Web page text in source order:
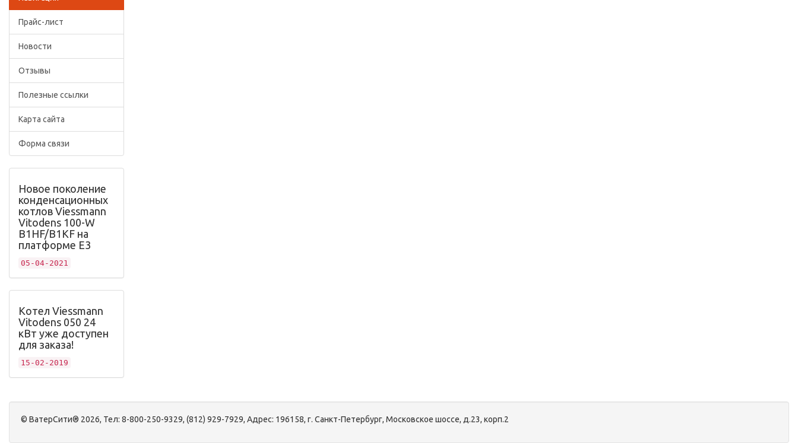
Прайс-лист
Новости
Отзывы
Полезные ссылки
Карта сайта
Форма связи
Новое поколение
конденсационных
котлов Viessmann
Vitodens 100-W
B1HF/B1KF на
платформе Е3
05-04-2021
Котел Viessmann
Vitodens 050 24
кВт уже доступен
для заказа!
15-02-2019
© ВатерСити® 2026, Тел: 8-800-250-9329, (812) 929-7929, Адрес: 196158, г. Санкт-Петербург, Московское шоссе, д.23, корп.2